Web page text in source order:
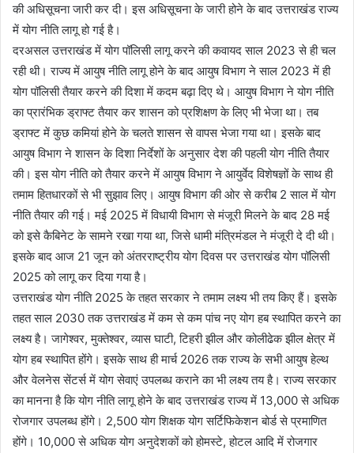
की अधिसूचना जारी कर दी। इस अधिसूचना के जारी होने के बाद उत्तराखंड राज्य
में योग नीति लागू हो गई है।
दरअसल उत्तराखंड में योग पॉलिसी लागू करने की कवायद साल 2023 से ही चल
रही थी। राज्य में आयुष नीति लागू होने के बाद आयुष विभाग ने साल 2023 में ही
योग पॉलिसी तैयार करने की दिशा में कदम बढ़ा दिए थे। आयुष विभाग ने योग नीति
का प्रारंभिक ड्राफ्ट तैयार कर शासन को प्रशिक्षण के लिए भी भेजा था। तब
ड्राफ्ट में कुछ कमियां होने के चलते शासन से वापस भेजा गया था। इसके बाद
आयुष विभाग ने शासन के दिशा निर्देशों के अनुसार देश की पहली योग नीति तैयार
की। इस योग नीति को तैयार करने में आयुष विभाग ने आयुर्वेद विशेषज्ञों के साथ ही
तमाम हितधारकों से भी सुझाव लिए। आयुष विभाग की ओर से करीब 2 साल में योग
नीति तैयार की गई। मई 2025 में विधायी विभाग से मंजूरी मिलने के बाद 28 मई
को इसे कैबिनेट के सामने रखा गया था, जिसे धामी मंत्रिमंडल ने मंजूरी दे दी थी।
इसके बाद आज 21 जून को अंतरराष्ट्रीय योग दिवस पर उत्तराखंड योग पॉलिसी
2025 को लागू कर दिया गया है।
उत्तराखंड योग नीति 2025 के तहत सरकार ने तमाम लक्ष्य भी तय किए हैं। इसके
तहत साल 2030 तक उत्तराखंड में कम से कम पांच नए योग हब स्थापित करने का
लक्ष्य है। जागेश्वर, मुक्तेश्वर, व्यास घाटी, टिहरी झील और कोलीढेक झील क्षेत्र में
योग हब स्थापित होंगे। इसके साथ ही मार्च 2026 तक राज्य के सभी आयुष हेल्थ
और वेलनेस सेंटर्स में योग सेवाएं उपलब्ध कराने का भी लक्ष्य तय है। राज्य सरकार
का मानना है कि योग नीति लागू होने के बाद उत्तराखंड राज्य में 13,000 से अधिक
रोजगार उपलब्ध होंगे। 2,500 योग शिक्षक योग सर्टिफिकेशन बोर्ड से प्रमाणित
होंगे। 10,000 से अधिक योग अनुदेशकों को होमस्टे, होटल आदि में रोजगार